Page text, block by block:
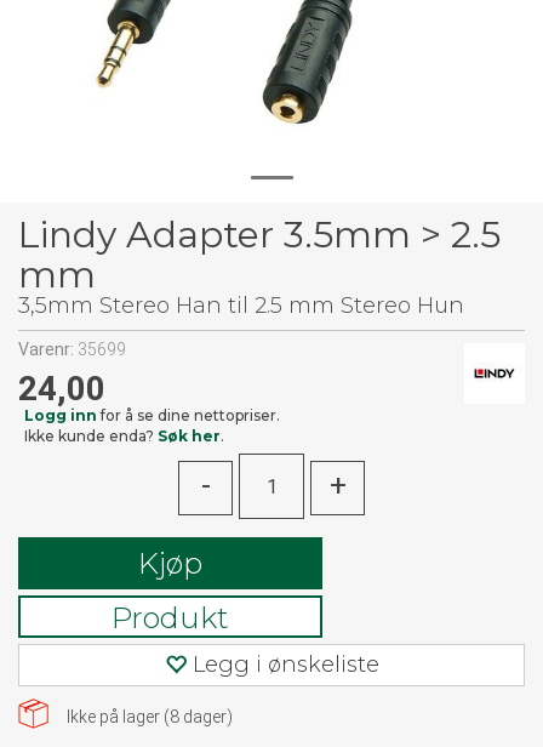
Lindy Adapter 3.5mm > 2.5
mm
3,5mm Stereo Han til 2.5 mm Stereo Hun
Varenr: 35699
24,00
Logg inn for å se dine nettopriser.
Ikke kunde enda? Søk her.
- +
Kjøp
Produkt
Legg i ønskeliste
Ikke på lager (8 dager)